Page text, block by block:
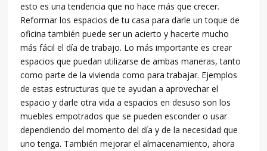
esto es una tendencia que no hace más que crecer.
Reformar los espacios de tu casa para darle un toque de
oficina también puede ser un acierto y hacerte mucho
más fácil el día de trabajo. Lo más importante es crear
espacios que puedan utilizarse de ambas maneras, tanto
como parte de la vivienda como para trabajar. Ejemplos
de estas estructuras que te ayudan a aprovechar el
espacio y darle otra vida a espacios en desuso son los
muebles empotrados que se pueden esconder o usar
dependiendo del momento del día y de la necesidad que
uno tenga. También mejorar el almacenamiento, ahora